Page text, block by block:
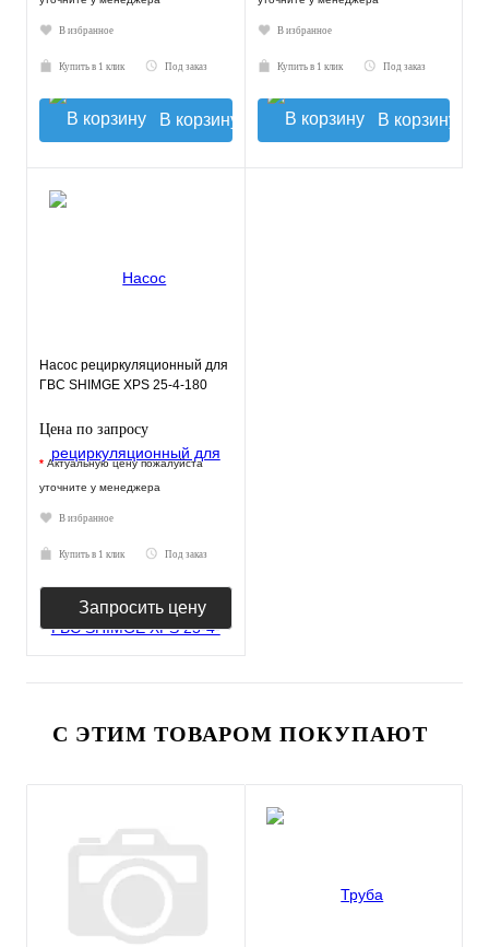
В избранное
Купить в 1 клик Под заказ
В корзину
В избранное
Купить в 1 клик Под заказ
В корзину
Насос рециркуляционный для
ГВС SHIMGE XPS 25-4-180
Цена по запросу
* Актуальную цену пожалуйста
уточните у менеджера
В избранное
Купить в 1 клик Под заказ
Запросить цену
С ЭТИМ ТОВАРОМ ПОКУПАЮТ